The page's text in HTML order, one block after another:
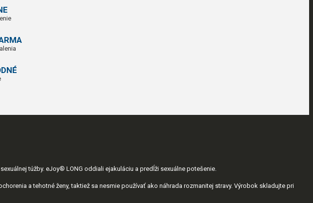
túžby. eJoy® LONG oddiali ejakuláciu a predĺži sexuálne potešenie.
a tehotné ženy, taktiež sa nesmie používať ako náhrada rozmanitej stravy. Výrobok skladujte pri